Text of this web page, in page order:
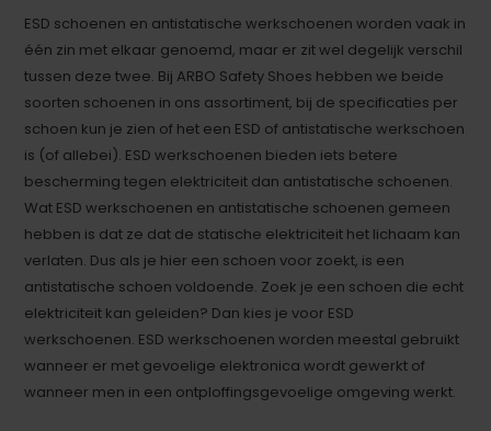
ESD schoenen en antistatische werkschoenen worden vaak in
één zin met elkaar genoemd, maar er zit wel degelijk verschil
tussen deze twee. Bij ARBO Safety Shoes hebben we beide
soorten schoenen in ons assortiment, bij de specificaties per
schoen kun je zien of het een ESD of antistatische werkschoen
is (of allebei). ESD werkschoenen bieden iets betere
bescherming tegen elektriciteit dan antistatische schoenen.
Wat ESD werkschoenen en antistatische schoenen gemeen
hebben is dat ze dat de statische elektriciteit het lichaam kan
verlaten. Dus als je hier een schoen voor zoekt, is een
antistatische schoen voldoende. Zoek je een schoen die echt
elektriciteit kan geleiden? Dan kies je voor ESD
werkschoenen. ESD werkschoenen worden meestal gebruikt
wanneer er met gevoelige elektronica wordt gewerkt of
wanneer men in een ontploffingsgevoelige omgeving werkt.